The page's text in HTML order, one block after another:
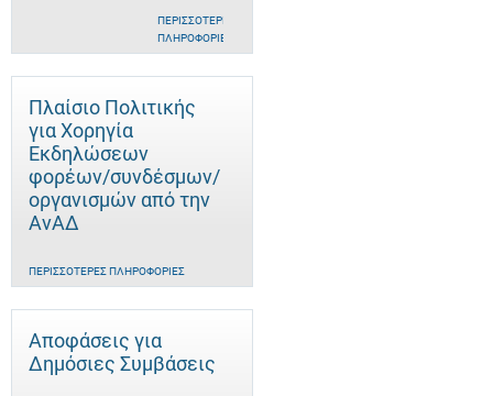
ΠΕΡΙΣΣΌΤΕΡΕΣ
ΠΛΗΡΟΦΟΡΊΕΣ
Πλαίσιο Πολιτικής
για Χορηγία
Εκδηλώσεων
φορέων/συνδέσμων/
οργανισμών από την
ΑνΑΔ
ΠΕΡΙΣΣΌΤΕΡΕΣ ΠΛΗΡΟΦΟΡΊΕΣ
Αποφάσεις για
Δημόσιες Συμβάσεις